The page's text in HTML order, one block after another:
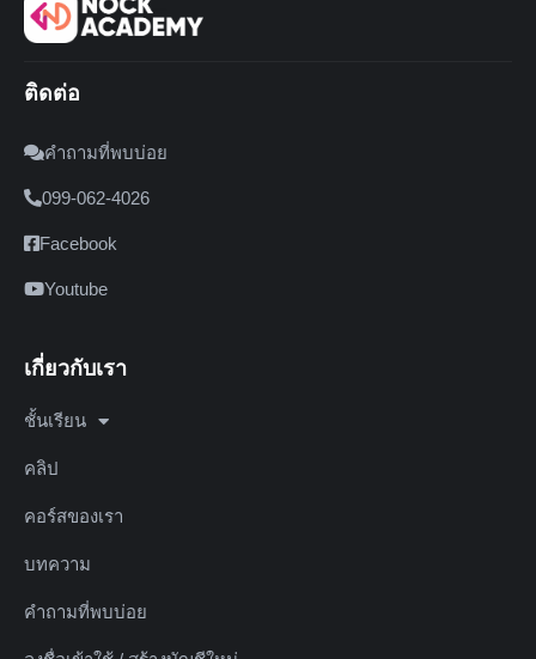
ติดต่อ
คำถามที่พบบ่อย
099-062-4026
Facebook
Youtube
เกี่ยวกับเรา
ชั้นเรียน
คลิป
คอร์สของเรา
บทความ
คำถามที่พบบ่อย